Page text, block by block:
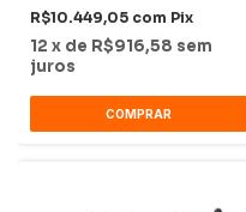
R$10.449,05 com Pix
12 x de R$916,58 sem
juros
COMPRAR